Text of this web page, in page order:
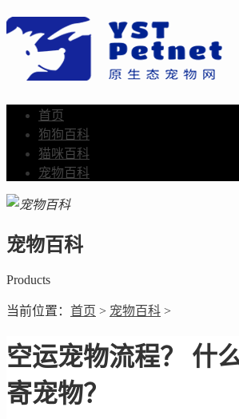
首页
狗狗百科
猫咪百科
宠物百科
宠物百科
Products
当前位置： 首页 > 宠物百科 >
空运宠物流程？ 什
寄宠物？